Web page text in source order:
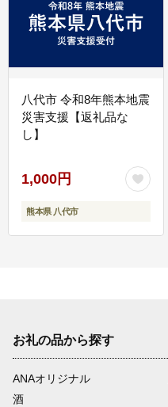
八代市 令和8年熊本地震
災害支援【返礼品な
し】
1,000円
熊本県 八代市
お礼の品から探す
ANAオリジナル
酒